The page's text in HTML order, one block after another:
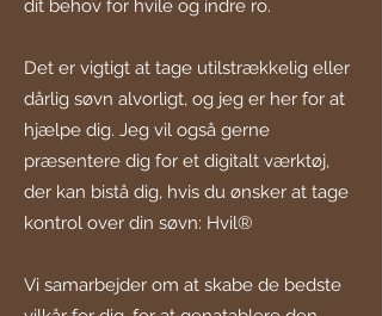
dit behov for hvile og indre ro.
Det er vigtigt at tage utilstrækkelig eller
dårlig søvn alvorligt, og jeg er her for at
hjælpe dig. Jeg vil også gerne
præsentere dig for et digitalt værktøj,
der kan bistå dig, hvis du ønsker at tage
kontrol over din søvn: Hvil®
Vi samarbejder om at skabe de bedste